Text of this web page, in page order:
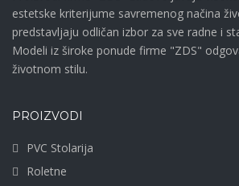
estetske kriterijume savremenog načina
predstavljaju odličan izbor za sve radne i
Modeli iz široke ponude firme "ZDS"
životnom stilu.
PROIZVODI
PVC Stolarija
Roletne